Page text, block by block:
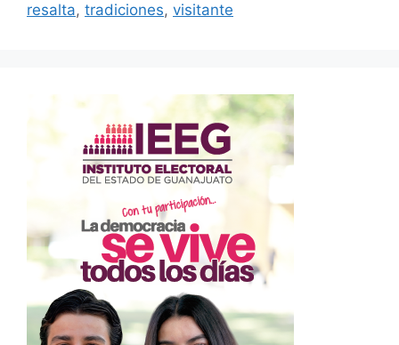
resalta, tradiciones, visitante